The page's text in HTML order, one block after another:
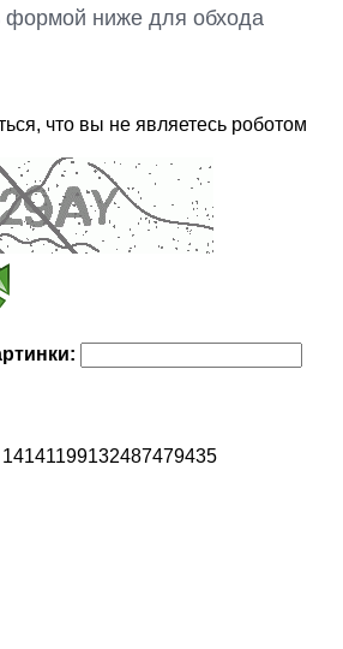
формой ниже для обхода
что вы не являетесь роботом